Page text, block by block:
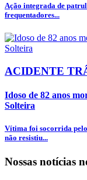
Ação integrada de
frequentadores...
ACIDENTE
Idoso de 82 anos
Solteira
Vítima foi socorrida
não resistiu...
Nossas notícias